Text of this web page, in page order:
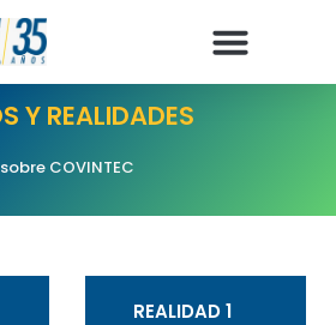
Y REALIDADES
sobre COVINTEC
REALIDAD 1